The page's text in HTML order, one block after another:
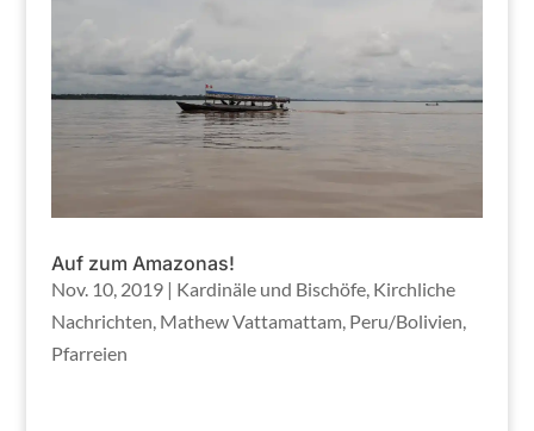
Auf zum Amazonas!
Nov. 10, 2019| Kardinäle und Bischöfe, Kirchliche
Nachrichten Mathew Vattamattam, Peru/Bolivien
Pfarreien